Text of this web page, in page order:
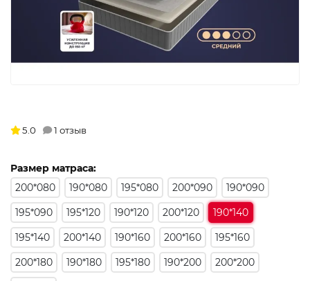
Размер матраса:
200*080
190*080 195*080 200*090
190*090
195*090
195*120 190*120 200*120
190*140
195*140
200*140 190*160 200*160
195*160
200*180
190*180 195*180 190*200
200*200
5.0 1 отзыв